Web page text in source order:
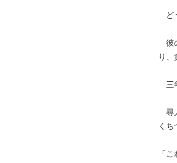
ど
彼
り、
三
尋
くち
「